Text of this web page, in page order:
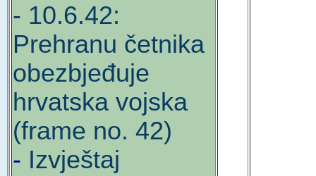
- 10.6.42:
Prehranu četnika
obezbjeđuje
hrvatska vojska
(frame no. 42)
- Izvještaj